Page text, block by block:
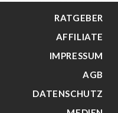
RATGEBER
AFFILIATE
IMPRESSUM
AGB
DATENSCHUTZ